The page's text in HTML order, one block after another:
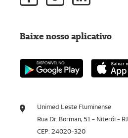
Unimed Leste Fluminense
Rua Dr. Borman, 51 - Niterói - RJ
CEP: 24020-320
Baixe nosso aplicativo